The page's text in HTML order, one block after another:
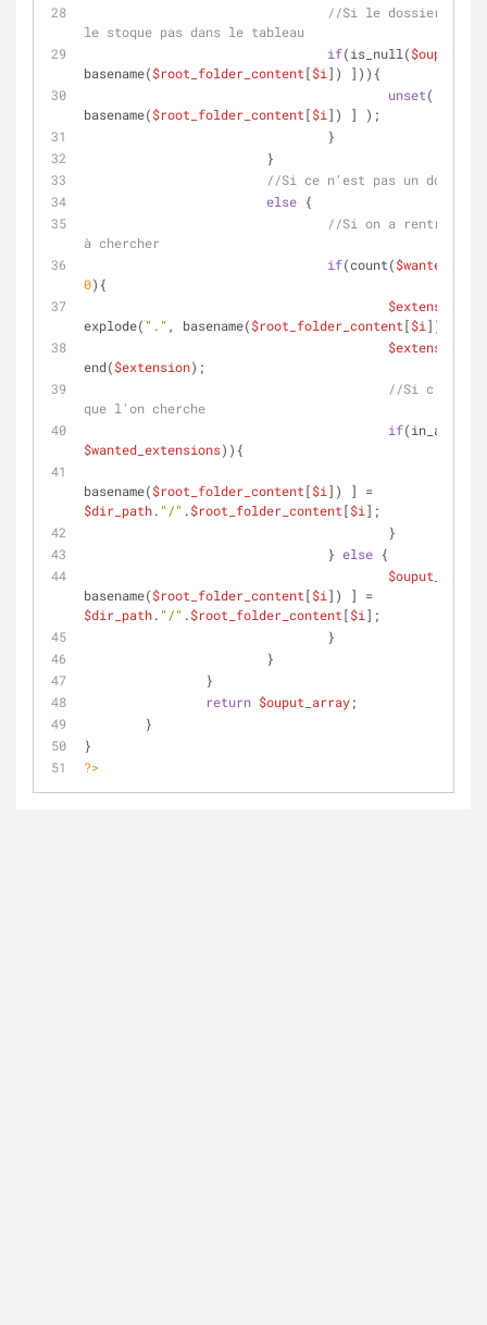
//Si le dossier est
le stoque pas dans le tableau
if(is_null(
basename($root_folder_content[$i ]) ])){
unset(
basename($root_folder_content[$i ]) ] );
				}
			}
//Si ce n'est pas un dossier
else {
//Si on a rentré des
à chercher
if(count(
0){
$extension
explode( "." , basename($root_folder_content[$i ]));
$extension
end($extension);
//Si c'est
que l'on cherche
if(in_array(
$wanted_extensions)){
basename($root_folder_content[$i
$dir_path. "/" .$root_folder_content[$i ];
					}
				}
else {
$ouput_array
basename($root_folder_content[$i
$dir_path. "/" .$root_folder_content[$i ];
				}
			}
		}
return $ouput_array;
	}
}
?>